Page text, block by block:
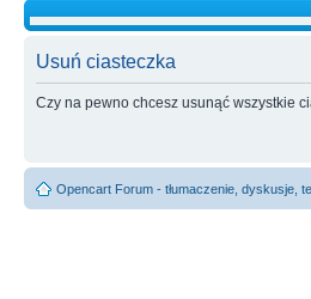
Usuń ciasteczka
Czy na pewno chcesz usunąć wszystkie
Opencart Forum - tłumaczenie, dyskusje,